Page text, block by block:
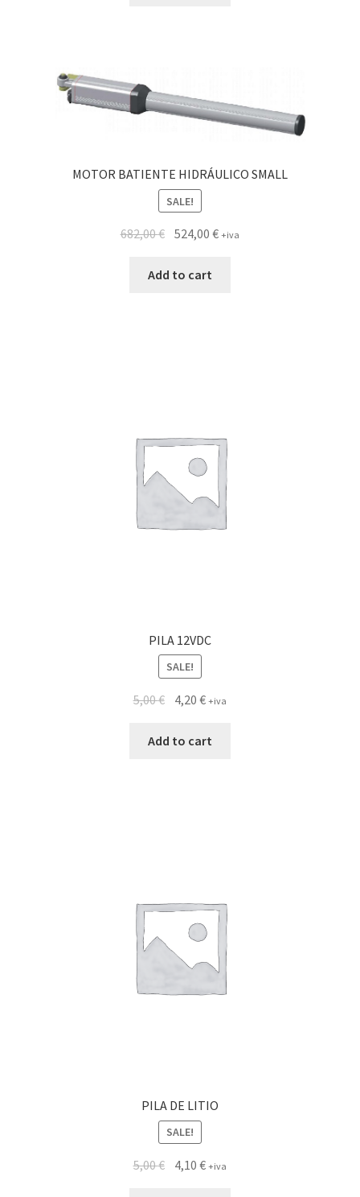
MOTOR BATIENTE HIDRÁULICO SMALL
SALE!
682,00€ 524,00€ +iva
Add to cart
PILA 12VDC
SALE!
5,00€ 4,20€ +iva
Add to cart
PILA DE LITIO
SALE!
5,00€ 4,10€ +iva